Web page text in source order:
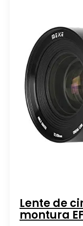
Lente de
montura